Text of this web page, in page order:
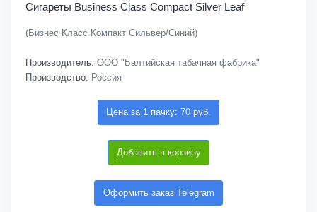
Сигареты Business Class Compact Silver Leaf
(Бизнес Класс Компакт Сильвер/Синий)
Производитель: ООО "Балтийская табачная фабрика"
Производство: Россия
Цена за 1 пачку: 70 руб.
Добавить в корзину
Оформить заказ Telegram